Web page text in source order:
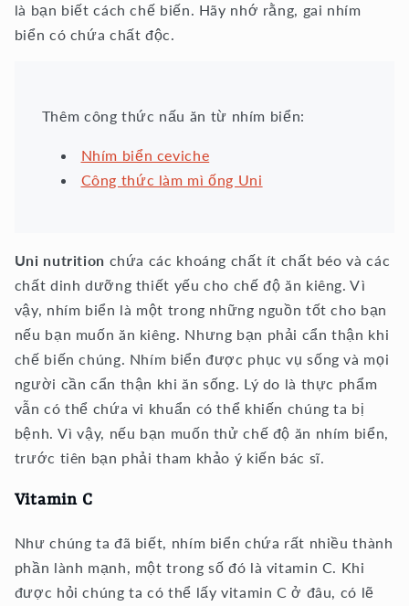
là bạn biết cách chế biến. Hãy nhớ rằng, gai nhím
biển có chứa chất độc.
Thêm công thức nấu ăn từ nhím biển:
Nhím biển ceviche
Công thức làm mì ống Uni
Uni nutrition chứa các khoáng chất ít chất béo và các
chất dinh dưỡng thiết yếu cho chế độ ăn kiêng. Vì
vậy, nhím biển là một trong những nguồn tốt cho bạn
nếu bạn muốn ăn kiêng. Nhưng bạn phải cẩn thận khi
chế biến chúng. Nhím biển được phục vụ sống và mọi
người cần cẩn thận khi ăn sống. Lý do là thực phẩm
vẫn có thể chứa vi khuẩn có thể khiến chúng ta bị
bệnh. Vì vậy, nếu bạn muốn thử chế độ ăn nhím biển,
trước tiên bạn phải tham khảo ý kiến ​​bác sĩ.
Vitamin C
Như chúng ta đã biết, nhím biển chứa rất nhiều thành
phần lành mạnh, một trong số đó là vitamin C. Khi
được hỏi chúng ta có thể lấy vitamin C ở đâu, có lẽ